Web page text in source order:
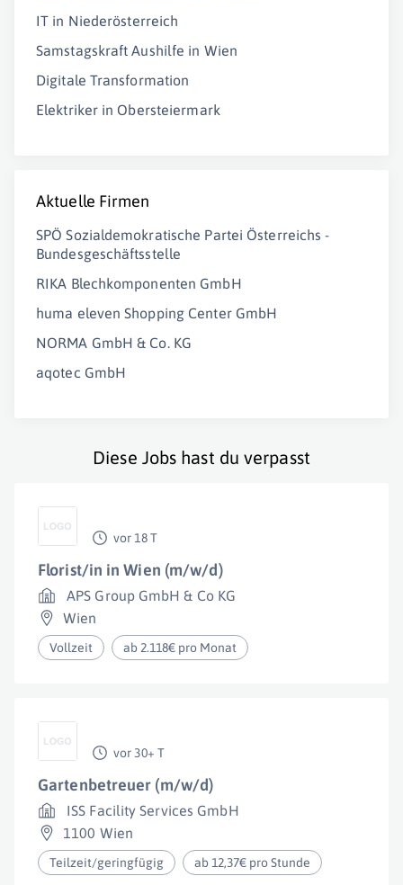
IT in Niederösterreich
Samstagskraft Aushilfe in Wien
Digitale Transformation
Elektriker in Obersteiermark
Aktuelle Firmen
SPÖ Sozialdemokratische Partei Österreichs -
Bundesgeschäftsstelle
RIKA Blechkomponenten GmbH
huma eleven Shopping Center GmbH
NORMA GmbH & Co. KG
aqotec GmbH
Diese Jobs hast du verpasst
vor 18 T
Florist/in in Wien (m/w/d)
APS Group GmbH & Co KG
Wien
Vollzeit ab 2.118€ pro Monat
vor 30+ T
Gartenbetreuer (m/w/d)
ISS Facility Services GmbH
1100 Wien
Teilzeit/geringfügig ab 12,37€ pro Stunde